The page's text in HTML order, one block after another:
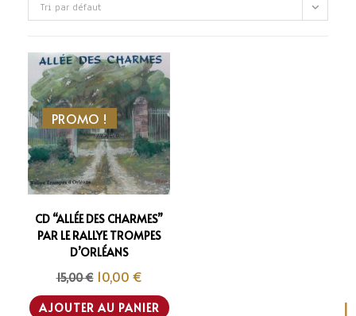
Tri par défaut
PROMO !
CD “ALLÉE DES CHARMES”
PAR LE RALLYE TROMPES
D’ORLÉANS
15,00€ 10,00 €
AJOUTER AU PANIER